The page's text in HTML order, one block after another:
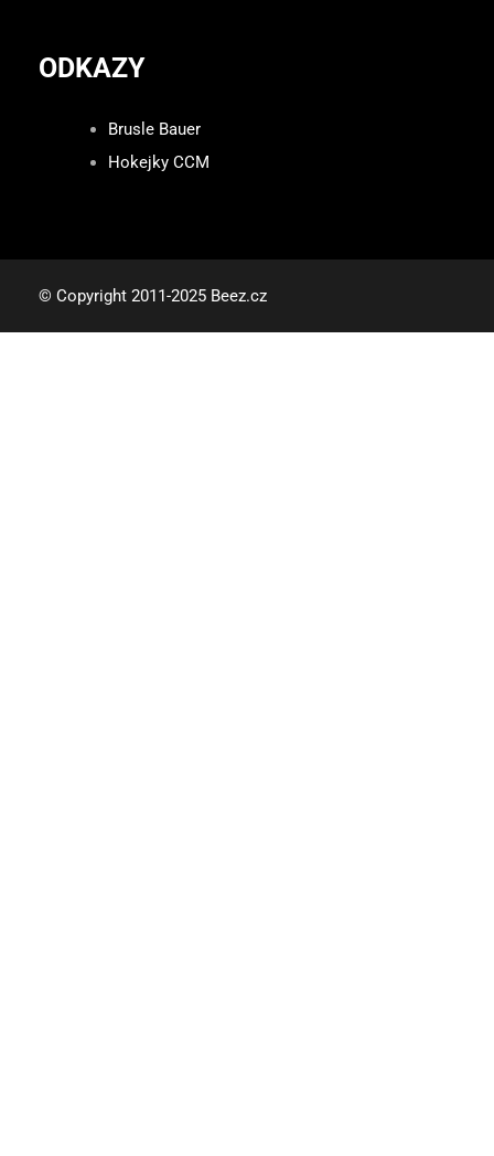
ODKAZY
Brusle Bauer
Hokejky CCM
© Copyright 2011-2025 Beez.cz